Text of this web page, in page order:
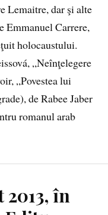
Lemaitre, dar şi alte
Emmanuel Carrere,
holocaustului.
„Neînţelegere
„Povestea lui
de Rabee Jaber
romanul arab
în